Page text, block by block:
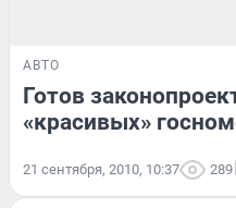
АВТО
Готов
«красивых»
21 сентября, 2010, 10:37 289